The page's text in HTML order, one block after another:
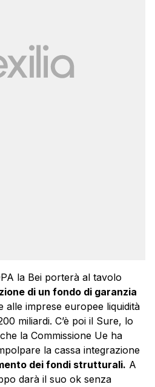
la Bei porterà al tavolo
di un fondo di garanzia
alle imprese europee liquidità
miliardi. C’è poi il Sure, lo
la Commissione Ue ha
la cassa integrazione
dei fondi strutturali. A
darà il suo ok senza